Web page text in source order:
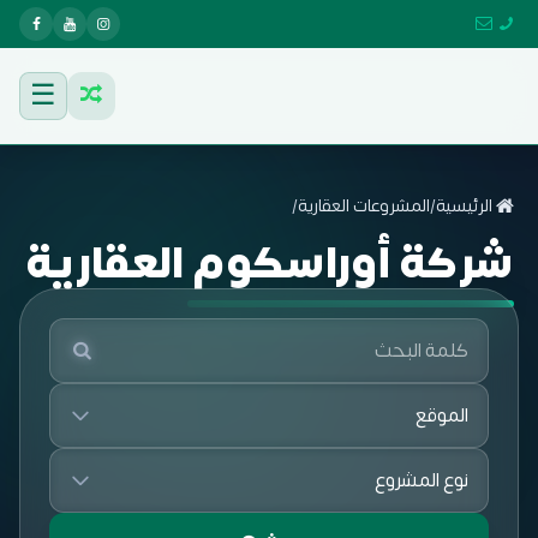
☰
الرئيسية/المشروعات العقارية/
شركة أوراسكوم العقارية